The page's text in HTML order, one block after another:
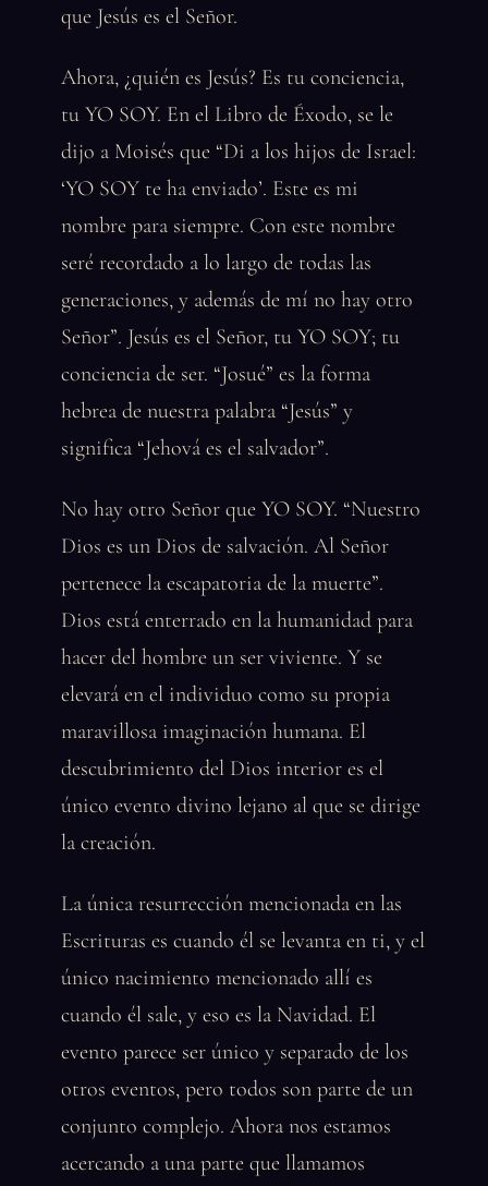
que Jesús es el Señor.
Ahora, ¿quién es Jesús? Es tu conciencia,
tu YO SOY. En el Libro de Éxodo, se le
dijo a Moisés que “Di a los hijos de Israel:
‘YO SOY te ha enviado’. Este es mi
nombre para siempre. Con este nombre
seré recordado a lo largo de todas las
generaciones, y además de mí no hay otro
Señor”. Jesús es el Señor, tu YO SOY; tu
conciencia de ser. “Josué” es la forma
hebrea de nuestra palabra “Jesús” y
significa “Jehová es el salvador”.
No hay otro Señor que YO SOY. “Nuestro
Dios es un Dios de salvación. Al Señor
pertenece la escapatoria de la muerte”.
Dios está enterrado en la humanidad para
hacer del hombre un ser viviente. Y se
elevará en el individuo como su propia
maravillosa imaginación humana. El
descubrimiento del Dios interior es el
único evento divino lejano al que se dirige
la creación.
La única resurrección mencionada en las
Escrituras es cuando él se levanta en ti, y el
único nacimiento mencionado allí es
cuando él sale, y eso es la Navidad. El
evento parece ser único y separado de los
otros eventos, pero todos son parte de un
conjunto complejo. Ahora nos estamos
acercando a una parte que llamamos